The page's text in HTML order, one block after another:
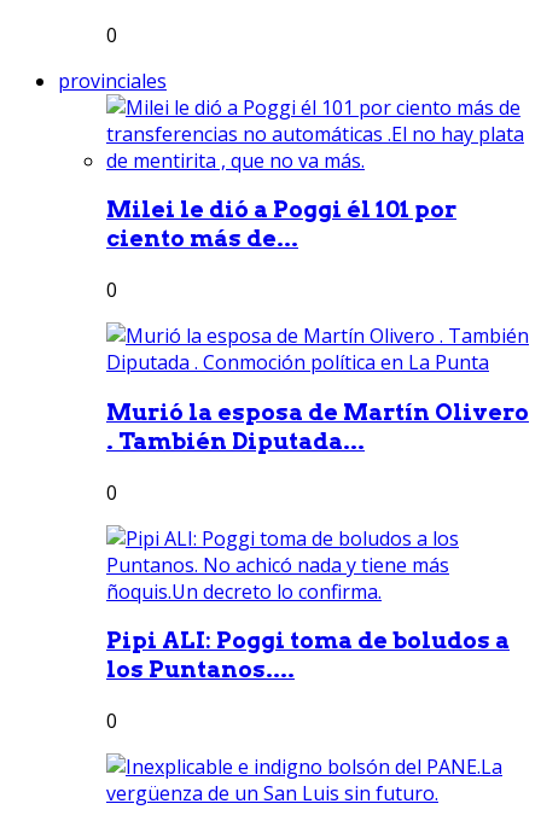
0
provinciales
Milei le dió a Poggi él 101 por
ciento más de...
0
Murió la esposa de Martín Olivero
. También Diputada...
0
Pipi ALI: Poggi toma de boludos a
los Puntanos....
0